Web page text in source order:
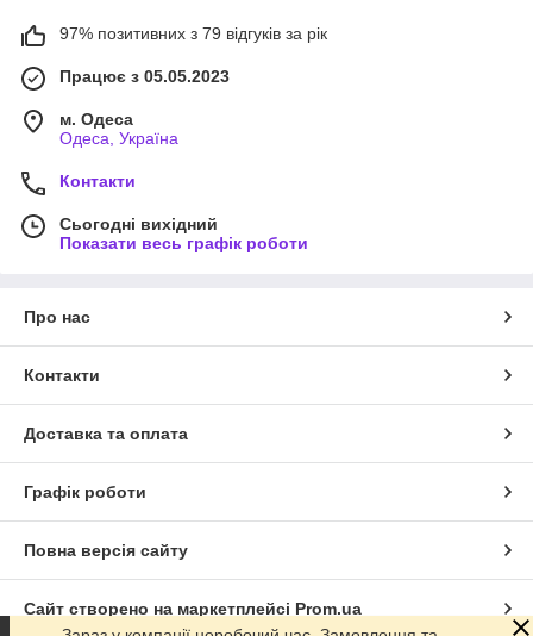
97% позитивних з 79 відгуків за рік
Працює з 05.05.2023
м. Одеса
Одеса, Україна
Контакти
Сьогодні вихідний
Показати весь графік роботи
Про нас
Контакти
Доставка та оплата
Графік роботи
Повна версія сайту
Сайт створено на маркетплейсі Prom.ua